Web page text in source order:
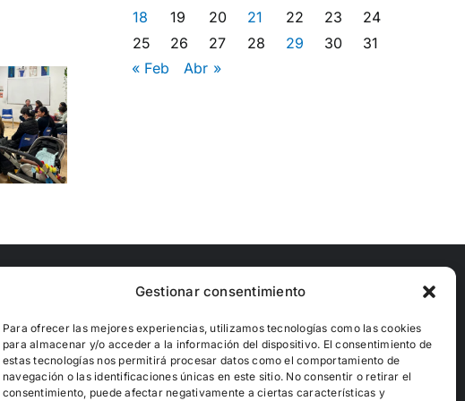
Gestionar consentimiento
Para ofrecer las mejores experiencias, utilizamos tecnologías como las cookies
para almacenar y/o acceder a la información del dispositivo. El consentimiento de
estas tecnologías nos permitirá procesar datos como el comportamiento de
navegación o las identificaciones únicas en este sitio. No consentir o retirar el
consentimiento, puede afectar negativamente a ciertas características y
de
para la
Regulariza
18
19 20 21 22 23
24
25
26 27 28 29 30
31
« Feb
Abr »